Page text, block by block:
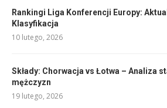
Rankingi Liga Konferencji Europy:
Klasyfikacja
10 lutego, 2026
Składy: Chorwacja vs Łotwa – Analiza
mężczyzn
19 lutego, 2026